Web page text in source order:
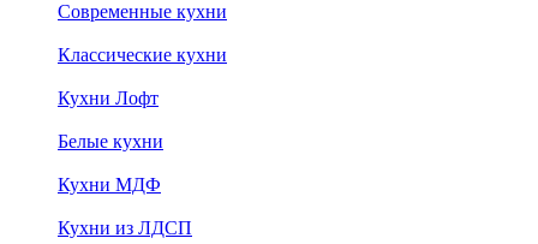
Современные кухни
Классические кухни
Кухни Лофт
Белые кухни
Кухни МДФ
Кухни из ЛДСП